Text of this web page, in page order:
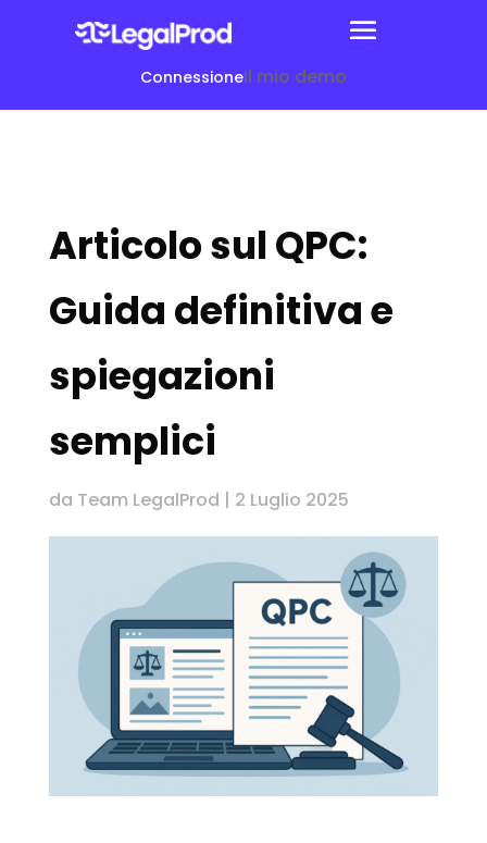
ConnessioneIl mio demo
Articolo sul QPC:
Guida definitiva e
spiegazioni
semplici
da Team LegalProd | 2 Luglio 2025